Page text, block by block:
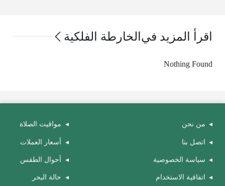
اقرأ المزيد في الخارطة الفلكية
Nothing Found
من نحن
اتصل بنا
سياسة الخصوصية
اتفاقية الاستخدام
مواقيت الصلاة
أسعار العملات
أحوال الطقس
حالة البحر